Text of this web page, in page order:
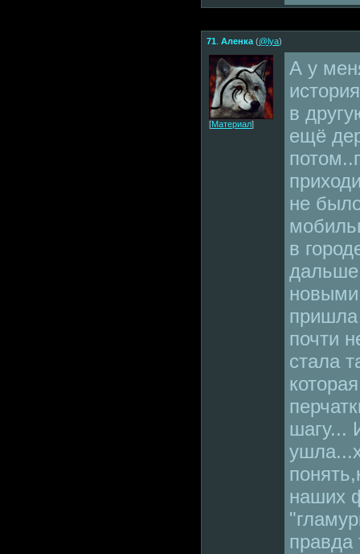
71 Аленка (@lya)
[Материал]
А у
в
ещё
не
в
дальше
пришла
почти
стала
шагу...
наших
правда